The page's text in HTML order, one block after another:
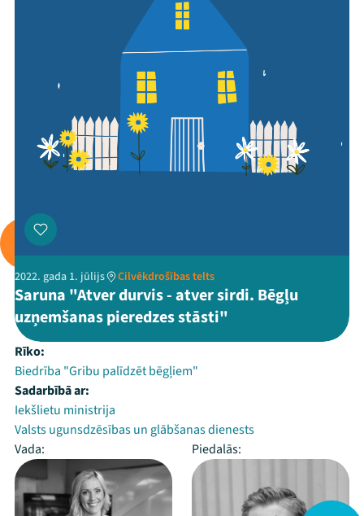
2022. gada 1. jūlijs Cilvēkdrošības telts
Saruna "Atver durvis - atver sirdi. Bēgļu
uzņemšanas pieredzes stāsti"
Rīko:
Biedrība "Gribu palīdzēt bēgļiem"
Sadarbībā ar:
Iekšlietu ministrija
Valsts ugunsdzēsības un glābšanas dienests
Vada:
Piedalās: